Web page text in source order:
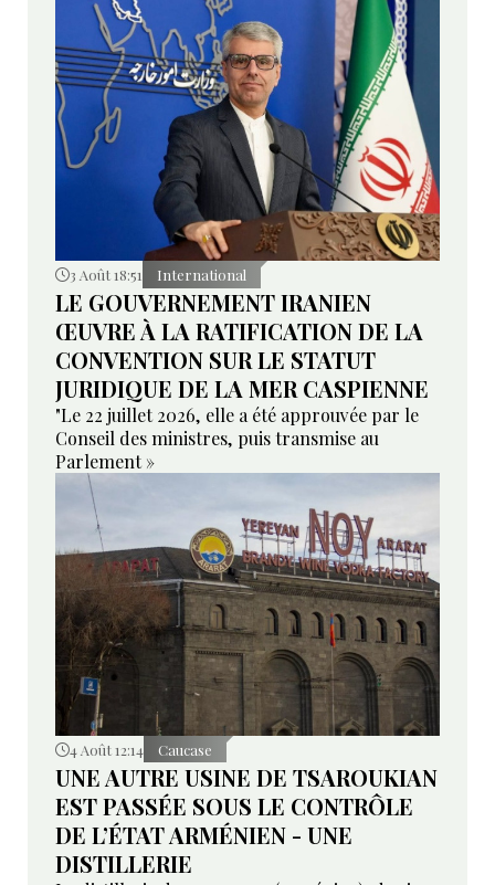
3 Août 18:51 International
LE GOUVERNEMENT IRANIEN
ŒUVRE À LA RATIFICATION DE LA
CONVENTION SUR LE STATUT
JURIDIQUE DE LA MER CASPIENNE
"Le 22 juillet 2026, elle a été approuvée par le
Conseil des ministres, puis transmise au
Parlement »
4 Août 12:14 Caucase
UNE AUTRE USINE DE TSAROUKIAN
EST PASSÉE SOUS LE CONTRÔLE
DE L’ÉTAT ARMÉNIEN - UNE
DISTILLERIE